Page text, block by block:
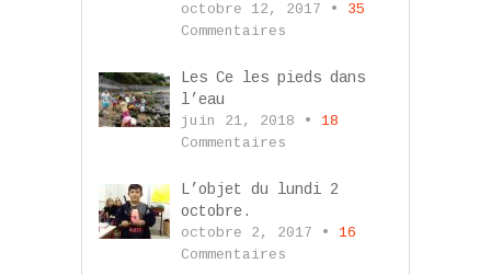
octobre 12, 2017 • 35
Commentaires
Les Ce les pieds dans
l’eau
juin 21, 2018 • 18
Commentaires
L’objet du lundi 2
octobre.
octobre 2, 2017 • 16
Commentaires